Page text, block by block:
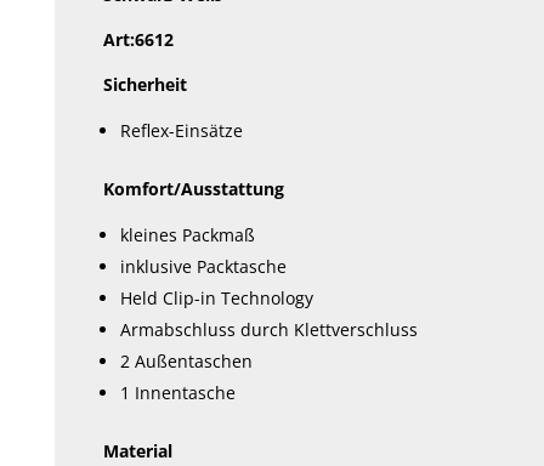
Art:6612
Sicherheit
Reflex-Einsätze
Komfort/Ausstattung
kleines Packmaß
inklusive Packtasche
Held Clip-in Technology
Armabschluss durch Klettverschluss
2 Außentaschen
1 Innentasche
Material